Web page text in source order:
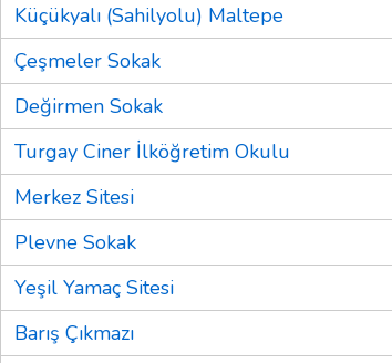
Küçükyalı (Sahilyolu) Maltepe
Çeşmeler Sokak
Değirmen Sokak
Turgay Ciner İlköğretim Okulu
Merkez Sitesi
Plevne Sokak
Yeşil Yamaç Sitesi
Barış Çıkmazı